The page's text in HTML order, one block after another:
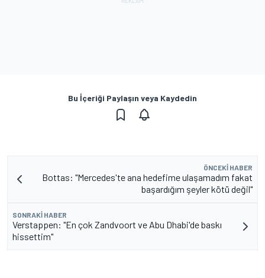
Bu İçeriği Paylaşın veya Kaydedin
ÖNCEKI HABER
Bottas: "Mercedes'te ana hedefime ulaşamadım fakat
başardığım şeyler kötü değil"
SONRAKI HABER
Verstappen: "En çok Zandvoort ve Abu Dhabi'de baskı
hissettim"